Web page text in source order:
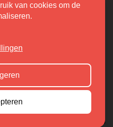
(9.7/10)
van cookies om de